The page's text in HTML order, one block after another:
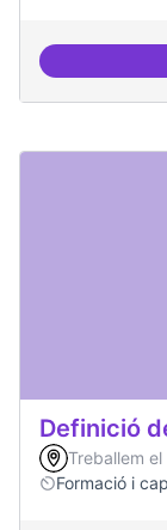
Definició
Treballem
Formació i